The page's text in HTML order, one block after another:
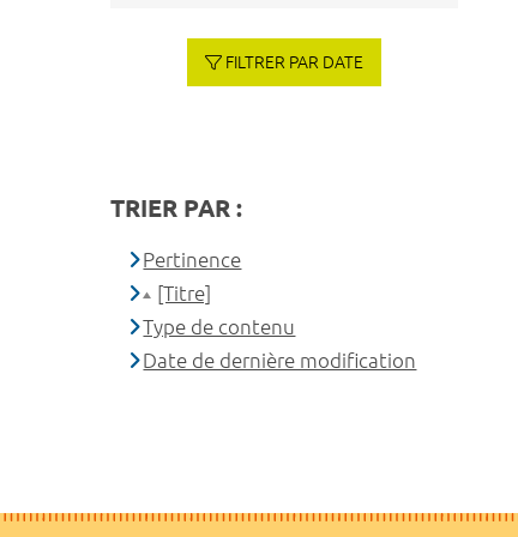
FILTRER PAR DATE
TRIER PAR :
Pertinence
[Titre]
Type de contenu
Date de dernière modification